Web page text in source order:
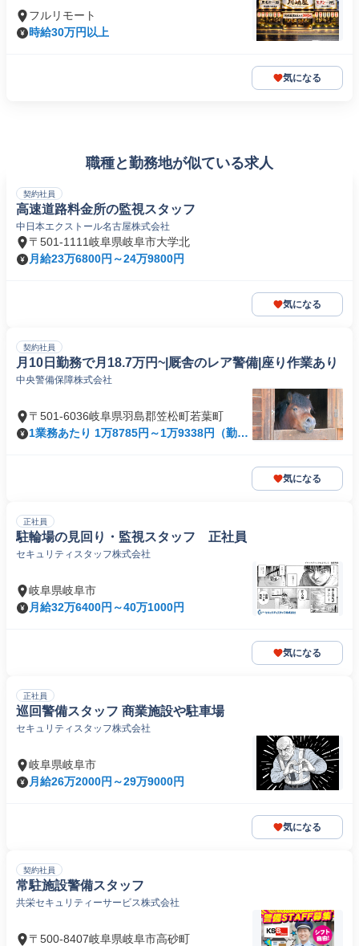
フルリモート
時給30万円以上
気になる
職種と勤務地が似ている求人
契約社員
高速道路料金所の監視スタッフ
中日本エクストール名古屋株式会社
〒501-1111岐阜県岐阜市大学北
月給23万6800円～24万9800円
気になる
契約社員
月10日勤務で月18.7万円~|厩舎のレア警備|座り作業あり
中央警備保障株式会社
〒501-6036岐阜県羽島郡笠松町若葉町
1業務あたり 1万8785円～1万9338円（勤務
気になる
正社員
駐輪場の見回り・監視スタッフ 正社員
セキュリティスタッフ株式会社
岐阜県岐阜市
月給32万6400円～40万1000円
気になる
正社員
巡回警備スタッフ 商業施設や駐車場
セキュリティスタッフ株式会社
岐阜県岐阜市
月給26万2000円～29万9000円
気になる
契約社員
常駐施設警備スタッフ
共栄セキュリティーサービス株式会社
〒500-8407岐阜県岐阜市高砂町